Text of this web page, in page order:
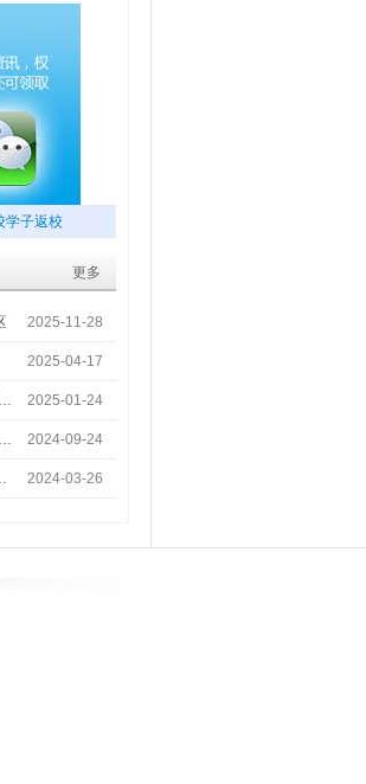
学子返校
更多
2025-11-28
2025-04-17
… 2025-01-24
… 2024-09-24
2024-03-26